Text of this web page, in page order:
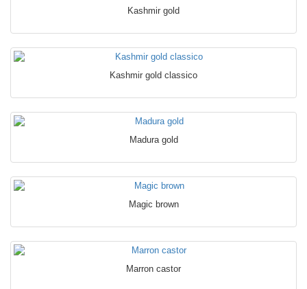
Kashmir gold
Kashmir gold classico
Madura gold
Magic brown
Marron castor